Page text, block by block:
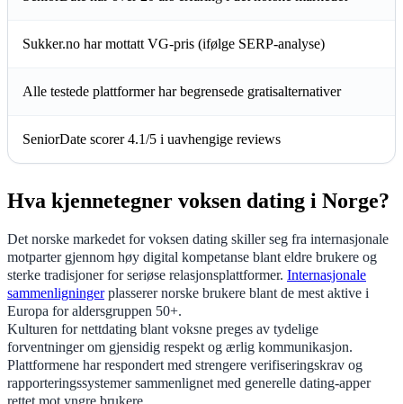
Sukker.no har mottatt VG-pris (ifølge SERP-analyse)
Alle testede plattformer har begrensede gratisalternativer
SeniorDate scorer 4.1/5 i uavhengige reviews
Hva kjennetegner voksen dating i Norge?
Det norske markedet for voksen dating skiller seg fra internasjonale
motparter gjennom høy digital kompetanse blant eldre brukere og
sterke tradisjoner for seriøse relasjonsplattformer. Internasjonale
sammenligningerplasserer norske brukere blant de mest aktive i
Europa for aldersgruppen 50+.
Kulturen for nettdating blant voksne preges av tydelige
forventninger om gjensidig respekt og ærlig kommunikasjon.
Plattformene har respondert med strengere verifiseringskrav og
rapporteringssystemer sammenlignet med generelle dating-apper